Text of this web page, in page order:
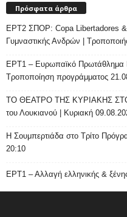
Πρόσφατα άρθρα
ΕΡΤ2 ΣΠΟΡ: Copa Libertadores
Γυμναστικής Ανδρών |
ΕΡΤ1 – Ευρωπαϊκό Πρωτάθλημα
Τροποποίηση προγράμματος
ΤΟ ΘΕΑΤΡΟ ΤΗΣ ΚΥΡΙΑΚΗΣ ΣΤΟ
του Λουκιανού | Κυριακή
H Σουμπερτιάδα στο Τρίτο
20:10
ΕΡΤ1 – Αλλαγή ελληνικής &